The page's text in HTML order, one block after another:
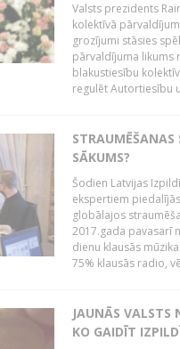
Valsts prezidents
kolektīvā
grozījumi stāsies
pārvaldījuma likums
blakustiesību
regulēt Autortiesību
STRAUMĒŠANAS
SĀKUMS?
Šodien Latvijas
ekspertiem
globālajos
2017.gada pavasarī
dienu klausās
75% klausās radio,
JAUNĀS VALSTS
KO GAIDĪT